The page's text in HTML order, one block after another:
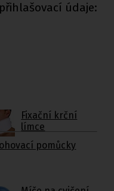
Fixační krční
límce
pomůcky
údaje: